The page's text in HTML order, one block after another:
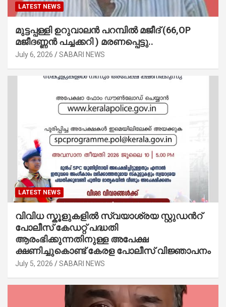
LATEST NEWS
മുട്ടപ്പള്ളി ഉറുവാലൻ പറമ്പിൽ മജീദ് (66,OP
മജീദണ്ണൻ പച്ചക്കറി ) മരണപ്പെട്ടു..
July 6, 2026 SABARI NEWS
LATEST NEWS
വിവിധ സ്കൂളുകളില്‍ സ്വയാശ്രയ സ്റ്റുഡന്‍റ്
പോലീസ് കേഡറ്റ് പദ്ധതി
ആരംഭിക്കുന്നതിനുള്ള അപേക്ഷ
ക്ഷണിച്ചുകൊണ്ട് കേരള പോലീസ് വിജ്ഞാപനം
July 5, 2026 SABARI NEWS